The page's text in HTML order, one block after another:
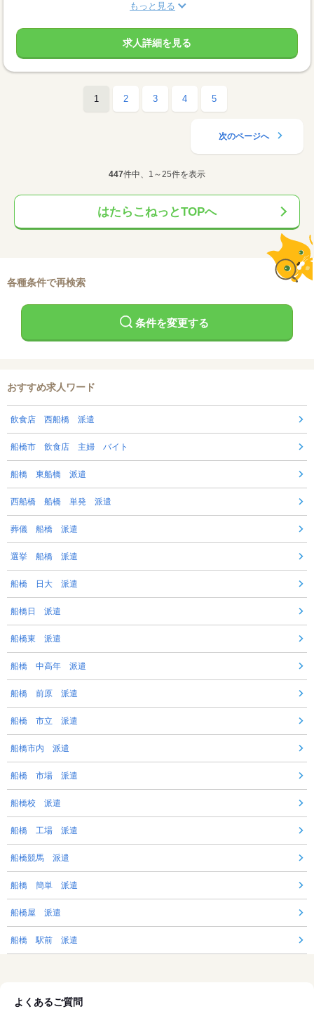
もっと見る
求人詳細を見る
1 2 3 4 5
次のページへ
447件中、1～25件を表示
はたらこねっとTOPへ
各種条件で再検索
条件を変更する
おすすめ求人ワード
飲食店 西船橋 派遣
船橋市 飲食店 主婦 バイト
船橋 東船橋 派遣
西船橋 船橋 単発 派遣
葬儀 船橋 派遣
選挙 船橋 派遣
船橋 日大 派遣
船橋日 派遣
船橋東 派遣
船橋 中高年 派遣
船橋 前原 派遣
船橋 市立 派遣
船橋市内 派遣
船橋 市場 派遣
船橋校 派遣
船橋 工場 派遣
船橋競馬 派遣
船橋 簡単 派遣
船橋屋 派遣
船橋 駅前 派遣
よくあるご質問